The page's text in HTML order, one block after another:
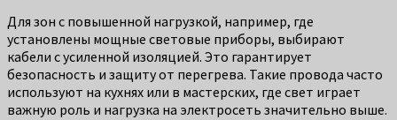
Для зон с повышенной нагрузкой, например, где
установлены мощные световые приборы, выбирают
кабели с усиленной изоляцией. Это гарантирует
безопасность и защиту от перегрева. Такие провода часто
используют на кухнях или в мастерских, где свет играет
важную роль и нагрузка на электросеть значительно выше.